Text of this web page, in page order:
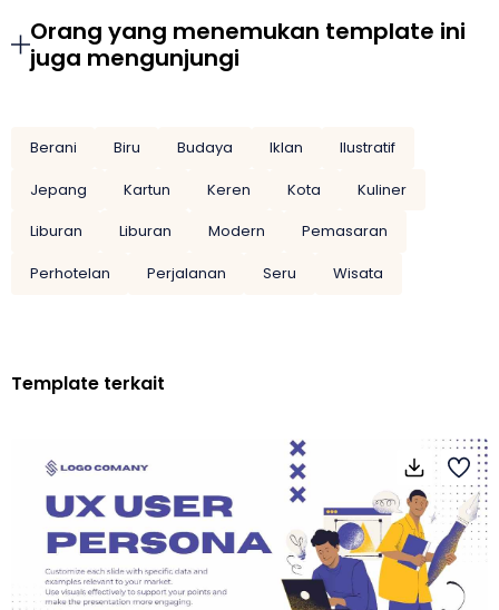
Orang yang menemukan template ini
juga mengunjungi
Berani Biru Budaya Iklan
Ilustratif
Jepang
Kartun Keren Kota
Kuliner
Liburan
Liburan Modern
Pemasaran
Perhotelan
Perjalanan Seru Wisata
Template terkait